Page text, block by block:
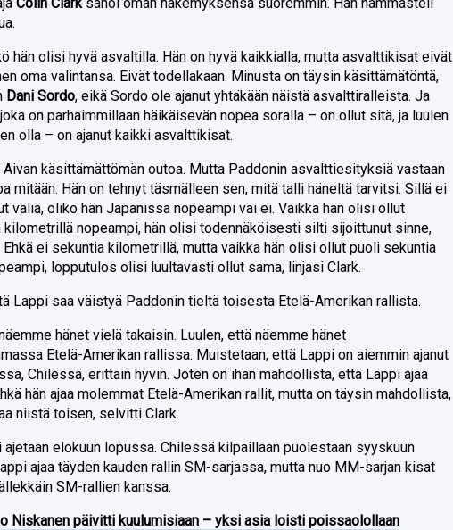
hän olisi hyvä asvaltilla. Hän on hyvä kaikkialla, mutta asvalttikisat eivät
oma valintansa. Eivät todellakaan. Minusta on täysin käsittämätöntä,
Dani Sordo, eikä Sordo ole ajanut yhtäkään näistä asvalttiralleista. Ja
on parhaimmillaan häikäisevän nopea soralla – on ollut sitä, ja luulen
olla – on ajanut kaikki asvalttikisat.
Aivan käsittämättömän outoa. Mutta Paddonin asvalttiesityksiä vastaan
mitään. Hän on tehnyt täsmälleen sen, mitä talli häneltä tarvitsi. Sillä ei
väliä, oliko hän Japanissa nopeampi vai ei. Vaikka hän olisi ollut
kilometrillä nopeampi, hän olisi todennäköisesti silti sijoittunut sinne,
ei sekuntia kilometrillä, mutta vaikka hän olisi ollut puoli sekuntia
lopputulos olisi luultavasti ollut sama, linjasi Clark.
Lappi saa väistyä Paddonin tieltä toisesta Etelä-Amerikan rallista.
hänet vielä takaisin. Luulen, että näemme hänet
Etelä-Amerikan rallissa. Muistetaan, että Lappi on aiemmin ajanut
Chilessä, erittäin hyvin. Joten on ihan mahdollista, että Lappi ajaa
hän ajaa molemmat Etelä-Amerikan rallit, mutta on täysin mahdollista,
niistä toisen, selvitti Clark.
ajetaan elokuun lopussa. Chilessä kilpaillaan puolestaan syyskuun
ajaa täyden kauden rallin SM-sarjassa, mutta nuo MM-sarjan kisat
SM-rallien kanssa.
Niskanen päivitti kuulumisiaan – yksi asia loisti poissaolollaan